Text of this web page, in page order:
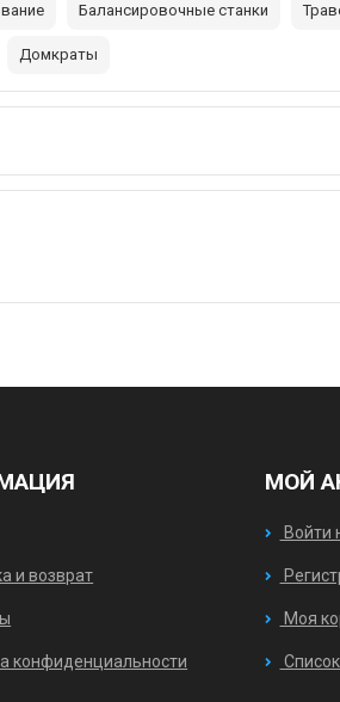
Балансировочные станки
Домкраты
и возврат
конфиденциальности
МОЙ
Войти
Моя